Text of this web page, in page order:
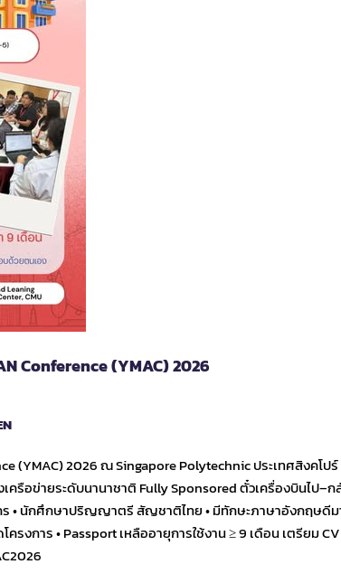
Conference (YMAC) 2026
(YMAC) 2026 ณ Singapore Polytechnic ประเทศสิงคโปร์
รือข่ายระดับนานาชาติ Fully Sponsored ตั๋วเครื่องบินไป–
• นักศึกษาปริญญาตรี สัญชาติไทย • มีทักษะภาษาอังกฤษดีม
รงการ • Passport เหลืออายุการใช้งาน ≥ 9 เดือน เตรียม